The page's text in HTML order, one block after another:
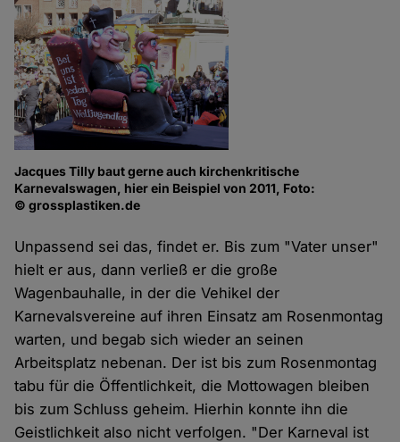
Jacques Tilly baut gerne auch kirchenkritische
Karnevalswagen, hier ein Beispiel von 2011, Foto:
© grossplastiken.de
Unpassend sei das, findet er. Bis zum "Vater unser"
hielt er aus, dann verließ er die große
Wagenbauhalle, in der die Vehikel der
Karnevalsvereine auf ihren Einsatz am Rosenmontag
warten, und begab sich wieder an seinen
Arbeitsplatz nebenan. Der ist bis zum Rosenmontag
tabu für die Öffentlichkeit, die Mottowagen bleiben
bis zum Schluss geheim. Hierhin konnte ihn die
Geistlichkeit also nicht verfolgen. "Der Karneval ist